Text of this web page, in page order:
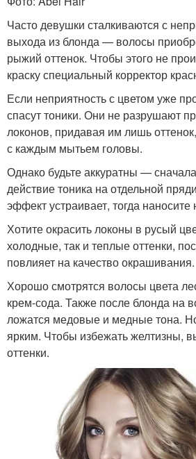
Часто девушки сталкиваются с
выхода из блонда — волосы
рыжий оттенок. Чтобы этого не
краску специальный корректор
Если неприятность с цветом уже
спасут тоники. Они не разрушают
локонов, придавая им лишь
с каждым мытьем головы.
Однако будьте аккуратны —
действие тоника на отдельной
эффект устраивает, тогда
Хотите окрасить локоны в русый
холодные, так и теплые оттенки,
повлияет на качество окрашивания.
Хорошо смотрятся волосы цвета
крем-сода. Также после блонда на
ложатся медовые и медные тона. Но
ярким. Чтобы избежать желтизны,
оттенки.